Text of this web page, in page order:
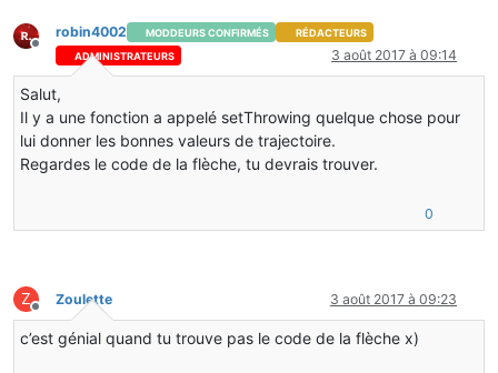
Hors-ligne
robin4002 MODDEURS CONFIRMÉS
RÉDACTEURS
ADMINISTRATEURS
3 août 2017 à 09:14
Salut,
Il y a une fonction a appelé setThrowing quelque chose pour
lui donner les bonnes valeurs de trajectoire.
Regardes le code de la flèche, tu devrais trouver.
0
Z
Hors-ligne
Zoulette 3 août 2017 à 09:23
c’est génial quand tu trouve pas le code de la flèche x)